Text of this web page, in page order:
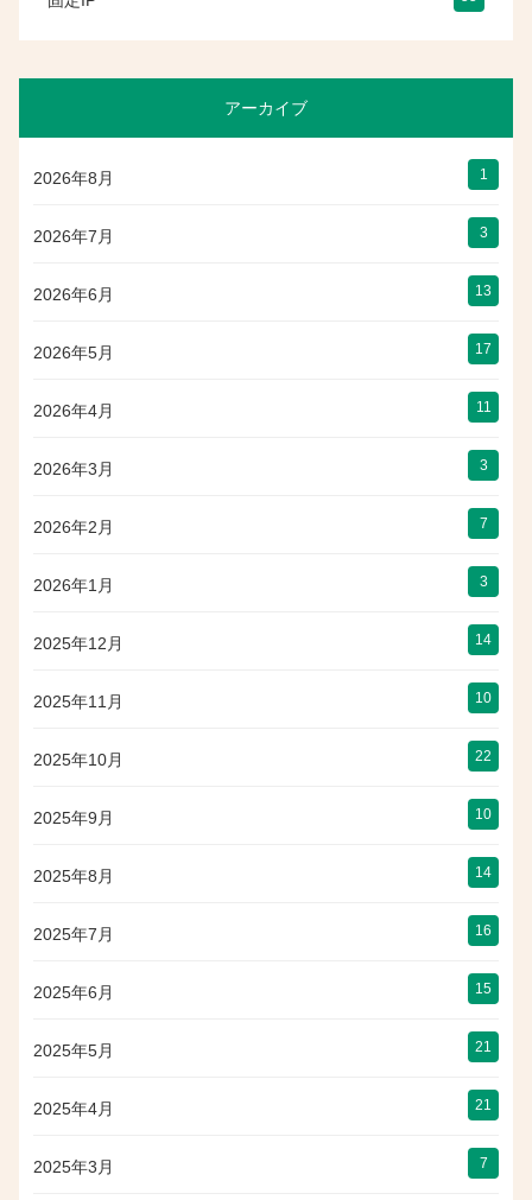
アーカイブ
2026年8月 1
2026年7月 3
2026年6月 13
2026年5月 17
2026年4月 11
2026年3月 3
2026年2月 7
2026年1月 3
2025年12月 14
2025年11月 10
2025年10月 22
2025年9月 10
2025年8月 14
2025年7月 16
2025年6月 15
2025年5月 21
2025年4月 21
2025年3月 7